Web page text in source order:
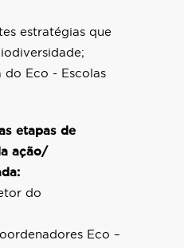
estratégias que
do Eco - Escolas
etapas de
ação/
do
Eco –